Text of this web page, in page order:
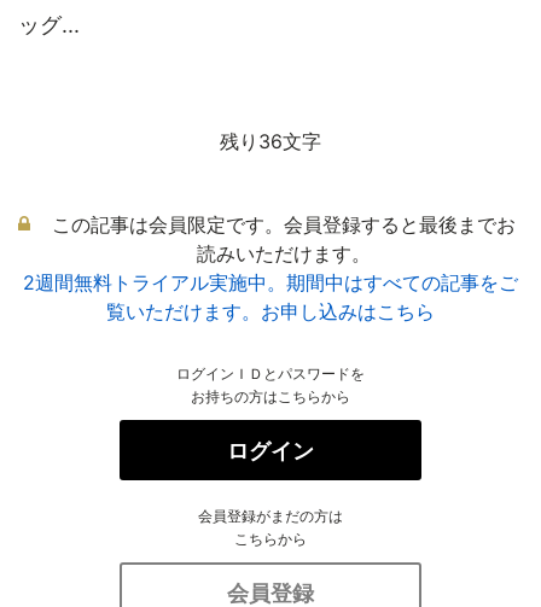
ッグ...
残り36文字
この記事は会員限定です。会員登録すると最後までお
読みいただけます。
2週間無料トライアル実施中。期間中はすべての記事をご
覧いただけます。お申し込みはこちら
ログインＩＤとパスワードを
お持ちの方はこちらから
ログイン
会員登録がまだの方は
こちらから
会員登録